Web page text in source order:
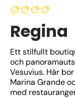
Regina
Ett stilfullt
och
Vesuvius. Här
Marina Grande
med